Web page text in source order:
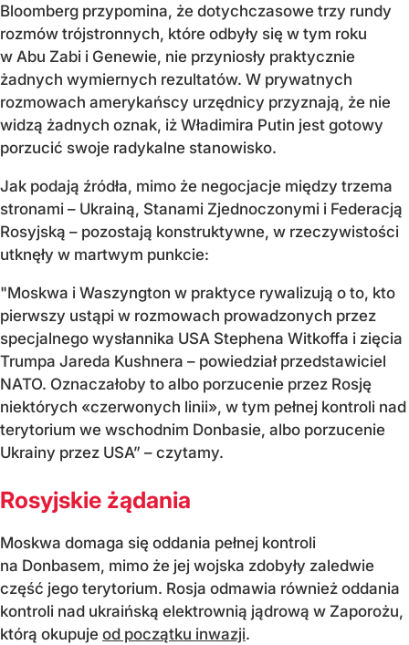
Bloomberg przypomina, że dotychczasowe trzy rundy
rozmów trójstronnych, które odbyły się w tym roku
w Abu Zabi i Genewie, nie przyniosły praktycznie
żadnych wymiernych rezultatów. W prywatnych
rozmowach amerykańscy urzędnicy przyznają, że nie
widzą żadnych oznak, iż Władimira Putin jest gotowy
porzucić swoje radykalne stanowisko.
Jak podają źródła, mimo że negocjacje między trzema
stronami – Ukrainą, Stanami Zjednoczonymi i Federacją
Rosyjską – pozostają konstruktywne, w rzeczywistości
utknęły w martwym punkcie:
"Moskwa i Waszyngton w praktyce rywalizują o to, kto
pierwszy ustąpi w rozmowach prowadzonych przez
specjalnego wysłannika USA Stephena Witkoffa i zięcia
Trumpa Jareda Kushnera – powiedział przedstawiciel
NATO. Oznaczałoby to albo porzucenie przez Rosję
niektórych «czerwonych linii», w tym pełnej kontroli nad
terytorium we wschodnim Donbasie, albo porzucenie
Ukrainy przez USA” – czytamy.
Rosyjskie żądania
Moskwa domaga się oddania pełnej kontroli
na Donbasem, mimo że jej wojska zdobyły zaledwie
część jego terytorium. Rosja odmawia również oddania
kontroli nad ukraińską elektrownią jądrową w Zaporożu,
którą okupuje od początku inwazji.